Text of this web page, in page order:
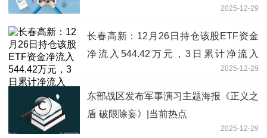
2025-12-29
长春高新：12月26日持仓该股ETF资金
净流入544.42万元，3日累计净流入
2025-12-29
东部战区发布军事演习主题海报《正义之
盾 破限除妄》|当前热点
2025-12-29